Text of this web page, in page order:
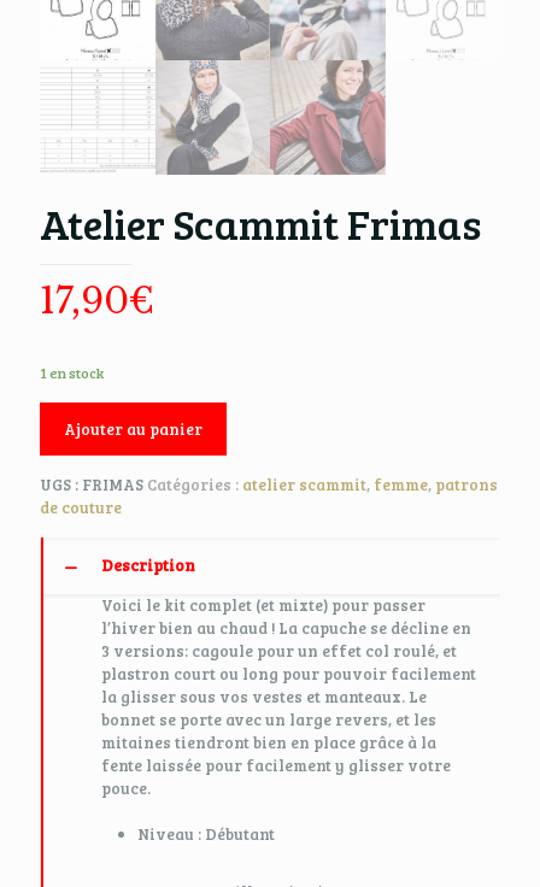
Atelier Scammit Frimas
17,90€
1 en stock
Ajouter au panier
UGS : FRIMAS Catégories : atelier scammit, femme, patrons
de couture
Description
Voici le kit complet (et mixte) pour passer
l’hiver bien au chaud ! La capuche se décline en
3 versions: cagoule pour un effet col roulé, et
plastron court ou long pour pouvoir facilement
la glisser sous vos vestes et manteaux. Le
bonnet se porte avec un large revers, et les
mitaines tiendront bien en place grâce à la
fente laissée pour facilement y glisser votre
pouce.
Niveau : Débutant